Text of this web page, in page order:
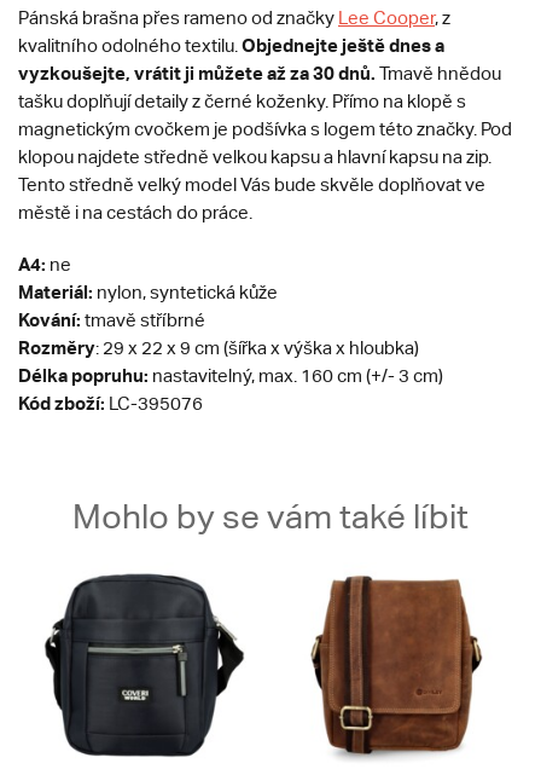
Pánská brašna přes rameno od značky Lee Cooper, z
kvalitního odolného textilu. Objednejte ještě dnes a
vyzkoušejte, vrátit ji můžete až za 30 dnů. Tmavě hnědou
tašku doplňují detaily z černé koženky. Přímo na klopě s
magnetickým cvočkem je podšívka s logem této značky. Pod
klopou najdete středně velkou kapsu a hlavní kapsu na zip.
Tento středně velký model Vás bude skvěle doplňovat ve
městě i na cestách do práce.
A4: ne
Materiál: nylon, syntetická kůže
Kování: tmavě stříbrné
Rozměry: 29 x 22 x 9 cm (šířka x výška x hloubka)
Délka popruhu: nastavitelný, max. 160 cm (+/- 3 cm)
Kód zboží: LC-395076
Mohlo by se vám také líbit